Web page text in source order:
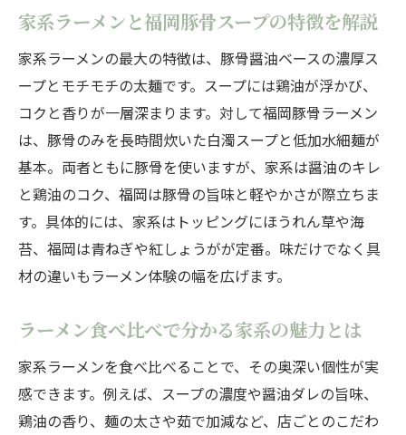
家系ラーメンと福岡豚骨スープの特徴を解説
家系ラーメンの最大の特徴は、豚骨醤油ベースの濃厚ス
ープとモチモチの太麺です。スープには鶏油が浮かび、
コクと香りが一層深まります。対して福岡豚骨ラーメン
は、豚骨のみを長時間炊いた白濁スープと低加水細麺が
基本。両者ともに豚骨を使いますが、家系は醤油のキレ
と鶏油のコク、福岡は豚骨の旨味と軽やかさが際立ちま
す。具体的には、家系はトッピングにほうれん草や海
苔、福岡は青ねぎや紅しょうがが定番。味だけでなく具
材の違いもラーメン体験の幅を広げます。
ラーメン食べ比べで分かる家系の魅力とは
家系ラーメンを食べ比べることで、その奥深い個性が実
感できます。例えば、スープの濃度や醤油ダレの旨味、
鶏油の香り、麺の太さや茹で加減など、店ごとのこだわ